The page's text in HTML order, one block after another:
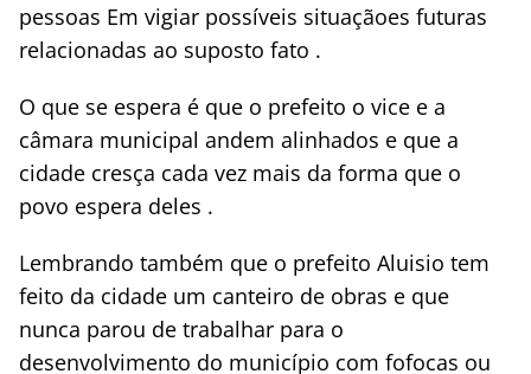
pessoas Em vigiar possíveis situaçãoes futuras
relacionadas ao suposto fato .
O que se espera é que o prefeito o vice e a
câmara municipal andem alinhados e que a
cidade cresça cada vez mais da forma que o
povo espera deles .
Lembrando também que o prefeito Aluisio tem
feito da cidade um canteiro de obras e que
nunca parou de trabalhar para o
desenvolvimento do município com fofocas ou